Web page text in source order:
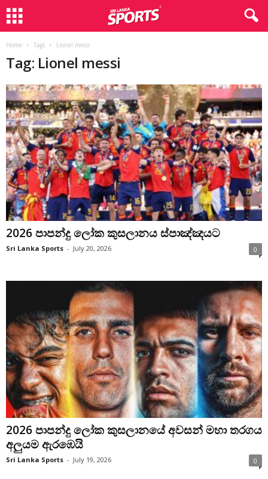
Home Tags Lionel messi
Tag: Lionel messi
2026 පාපන්දු ලෝක කුසලානය ස්පාඤ්ඤයට
Sri Lanka Sports - July 20, 2026 0
2026 පාපන්දු ලෝක කුසලානයේ අවසන් මහා තරගය
අලුයම ඇරඹෙයි
Sri Lanka Sports - July 19, 2026 0